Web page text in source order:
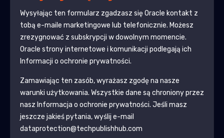
Wysyłając ten formularz zgadzasz sięOracle kontakt z
tobą e-maile marketingowe lub telefonicznie. Możesz
zrezygnować z subskrypcji w dowolnym momencie.
Oracle strony internetowe i komunikacji podlegają ich
Informacji o ochronie prywatności.
Zamawiając ten zasób, wyrażasz zgodę na nasze
warunki użytkowania. Wszystkie dane są chroniony przez
nasz Informacja o ochronie prywatności. Jeśli masz
jeszcze jakieś pytania, wyślij e-mail
dataprotection@techpublishhub.com